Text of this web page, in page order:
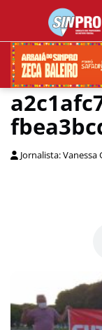
Jornalista: Vanessa